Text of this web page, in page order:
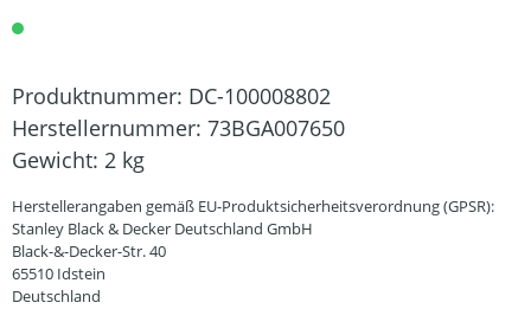
Produktnummer: DC-100008802
Herstellernummer: 73BGA007650
Gewicht: 2 kg
Herstellerangaben gemäß EU-Produktsicherheitsverordnung (GPSR):
Stanley Black & Decker Deutschland GmbH
Black-&-Decker-Str. 40
65510 Idstein
Deutschland